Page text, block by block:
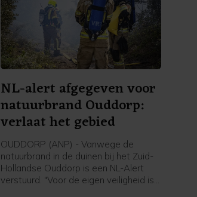
NL-alert afgegeven voor
natuurbrand Ouddorp:
verlaat het gebied
OUDDORP (ANP) - Vanwege de
natuurbrand in de duinen bij het Zuid-
Hollandse Ouddorp is een NL-Alert
verstuurd. "Voor de eigen veiligheid is